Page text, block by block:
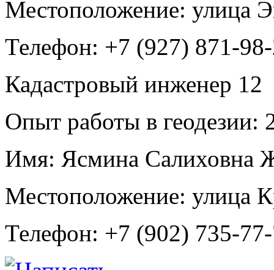
Местоположение: улица
Телефон: +7 (927) 871-
Кадастровый инженер 12
Опыт работы в геодезии:
Имя: Ясмина Салиховна
Местоположение: улица
Телефон: +7 (902) 735-